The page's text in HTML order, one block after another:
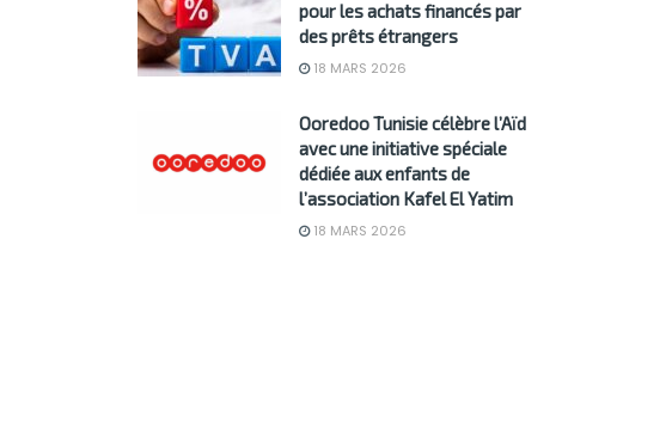
pour les achats financés par
des prêts étrangers
18 MARS 2026
Ooredoo Tunisie célèbre l’Aïd
avec une initiative spéciale
dédiée aux enfants de
l’association Kafel El Yatim
18 MARS 2026